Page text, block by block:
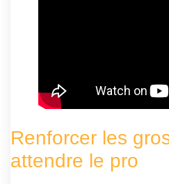
Renforcer les
attendre le pro